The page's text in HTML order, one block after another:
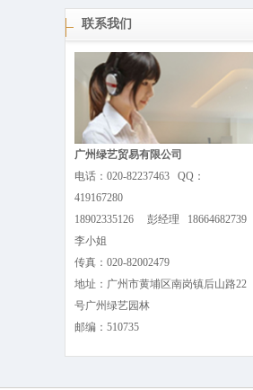
联系我们
广州绿艺贸易有限公司
电话：020-82237463 QQ：
419167280
18902335126 彭经理 18664682739
李小姐
传真：020-82002479
地址：广州市黄埔区南岗镇后山路22
号广州绿艺园林
邮编：510735